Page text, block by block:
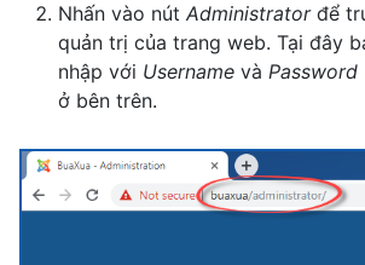
Nhấn vào nút Administratorđể
quản trị của trang web. Tại đây
nhập với Username và Password
ở bên trên.